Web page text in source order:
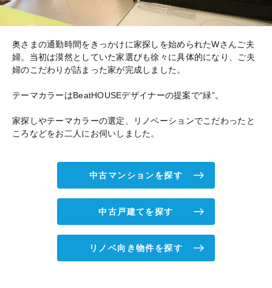
奥さまの通勤時間をきっかけに家探しを始められたWさんご夫
婦。当初は漠然としていた家選びも徐々に具体的になり、ご夫
婦のこだわりが詰まった家が完成しました。
テーマカラーはBeatHOUSEデザイナーの提案で“緑”。
家探しやテーマカラーの選定、リノベーションでこだわったと
ころなどをお二人にお伺いしました。
中古マンションを探す
中古戸建てを探す
リノベ向き物件を探す